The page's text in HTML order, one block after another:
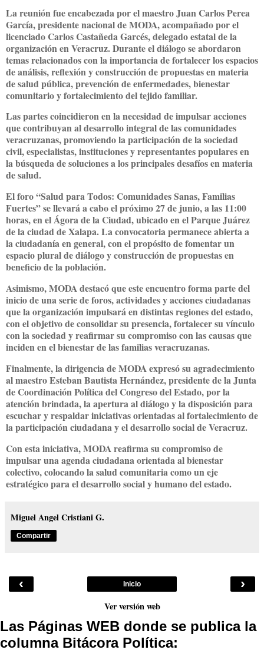
La reunión fue encabezada por el maestro Juan Carlos Perea
García, presidente nacional de MODA, acompañado por el
licenciado Carlos Castañeda Garcés, delegado estatal de la
organización en Veracruz. Durante el diálogo se abordaron
temas relacionados con la importancia de fortalecer los espacios
de análisis, reflexión y construcción de propuestas en materia
de salud pública, prevención de enfermedades, bienestar
comunitario y fortalecimiento del tejido familiar.
Las partes coincidieron en la necesidad de impulsar acciones
que contribuyan al desarrollo integral de las comunidades
veracruzanas, promoviendo la participación de la sociedad
civil, especialistas, instituciones y representantes populares en
la búsqueda de soluciones a los principales desafíos en materia
de salud.
El foro “Salud para Todos: Comunidades Sanas, Familias
Fuertes” se llevará a cabo el próximo 27 de junio, a las 11:00
horas, en el Ágora de la Ciudad, ubicado en el Parque Juárez
de la ciudad de Xalapa. La convocatoria permanece abierta a
la ciudadanía en general, con el propósito de fomentar un
espacio plural de diálogo y construcción de propuestas en
beneficio de la población.
Asimismo, MODA destacó que este encuentro forma parte del
inicio de una serie de foros, actividades y acciones ciudadanas
que la organización impulsará en distintas regiones del estado,
con el objetivo de consolidar su presencia, fortalecer su vínculo
con la sociedad y reafirmar su compromiso con las causas que
inciden en el bienestar de las familias veracruzanas.
Finalmente, la dirigencia de MODA expresó su agradecimiento
al maestro Esteban Bautista Hernández, presidente de la Junta
de Coordinación Política del Congreso del Estado, por la
atención brindada, la apertura al diálogo y la disposición para
escuchar y respaldar iniciativas orientadas al fortalecimiento de
la participación ciudadana y el desarrollo social de Veracruz.
Con esta iniciativa, MODA reafirma su compromiso de
impulsar una agenda ciudadana orientada al bienestar
colectivo, colocando la salud comunitaria como un eje
estratégico para el desarrollo social y humano del estado.
Miguel Angel Cristiani G.
Compartir
‹ ›
Inicio
Ver versión web
Las Páginas WEB donde se publica la
columna Bitácora Política: